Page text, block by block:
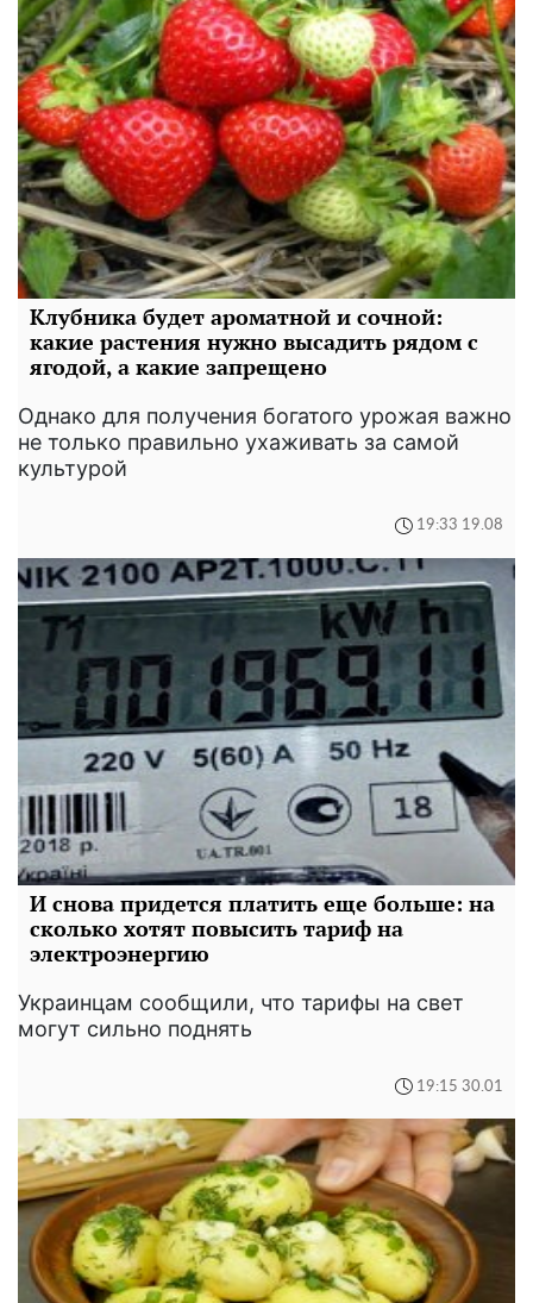
Клубника будет ароматной и сочной:
какие растения нужно высадить рядом с
ягодой, а какие запрещено
Однако для получения богатого урожая важно
не только правильно ухаживать за самой
культурой
19:33 19.08
И снова придется платить еще больше: на
сколько хотят повысить тариф на
электроэнергию
Украинцам сообщили, что тарифы на свет
могут сильно поднять
19:15 30.01